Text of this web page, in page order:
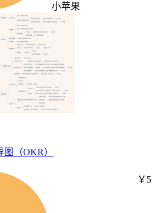
小苹果
（OKR）
￥5